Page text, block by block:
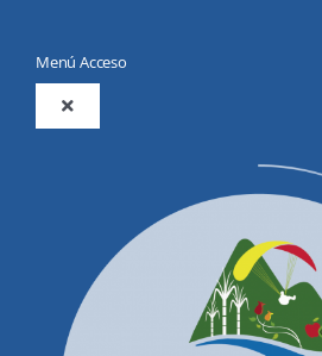
Menú Acceso
Toggle
Productos y Servicios
Convocatorias Precalificación